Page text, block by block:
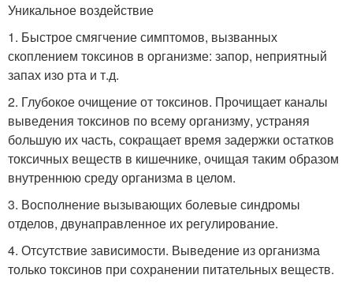
Уникальное воздействие
1. Быстрое смягчение симптомов, вызванных
скоплением токсинов в организме: запор, неприятный
запах изо рта и т.д.
2. Глубокое очищение от токсинов. Прочищает каналы
выведения токсинов по всему организму, устраняя
большую их часть, сокращает время задержки остатков
токсичных веществ в кишечнике, очищая таким образом
внутреннюю среду организма в целом.
3. Восполнение вызывающих болевые синдромы
отделов, двунаправленное их регулирование.
4. Отсутствие зависимости. Выведение из организма
только токсинов при сохранении питательных веществ.